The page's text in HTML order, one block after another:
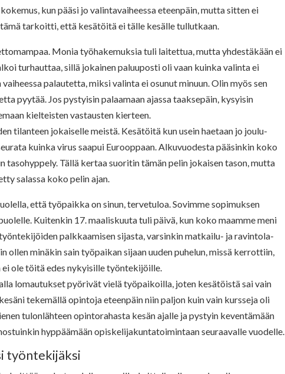
kun pääsi jo valintavaiheessa eteenpäin, mutta sitten ei
tarkoitti, että kesätöitä ei tälle kesälle tullutkaan.
Monia työhakemuksia tuli laitettua, mutta yhdestäkään ei
turhauttaa, sillä jokainen paluuposti oli vaan kuinka valinta ei
palautetta, miksi valinta ei osunut minuun. Olin myös sen
pyytää. Jos pystyisin palaamaan ajassa taaksepäin, kysyisin
kielteisten vastausten kierteen.
tilanteen jokaiselle meistä. Kesätöitä kun usein haetaan jo joulu-
kuinka virus saapui Eurooppaan. Alkuvuodesta pääsinkin koko
tasohyppely. Tällä kertaa suoritin tämän pelin jokaisen tason, mutta
salassa koko pelin ajan.
että työpaikka on sinun, tervetuloa. Sovimme sopimuksen
Kuitenkin 17. maaliskuuta tuli päivä, kun koko maamme meni
palkkaamisen sijasta, varsinkin matkailu- ja ravintola-
minäkin sain työpaikan sijaan uuden puhelun, missä kerrottiin,
ole töitä edes nykyisille työntekijöille.
lomautukset pyörivät vielä työpaikoilla, joten kesätöistä sai vain
tekemällä opintoja eteenpäin niin paljon kuin vain kursseja oli
tulonlähteen opintorahasta kesän ajalle ja pystyin keventämään
hyppäämään opiskelijakuntatoimintaan seuraavalle vuodelle.
työntekijäksi